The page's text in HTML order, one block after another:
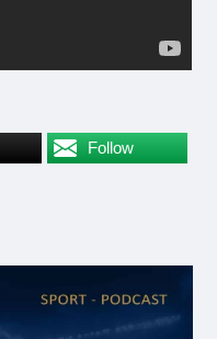
Follow